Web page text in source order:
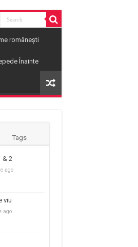
românești
Înainte
Tags
& 2
ago
viu
ago